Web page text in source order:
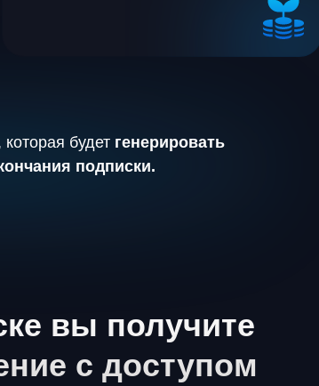
будет генерировать
подписки.
вы получите
с доступом